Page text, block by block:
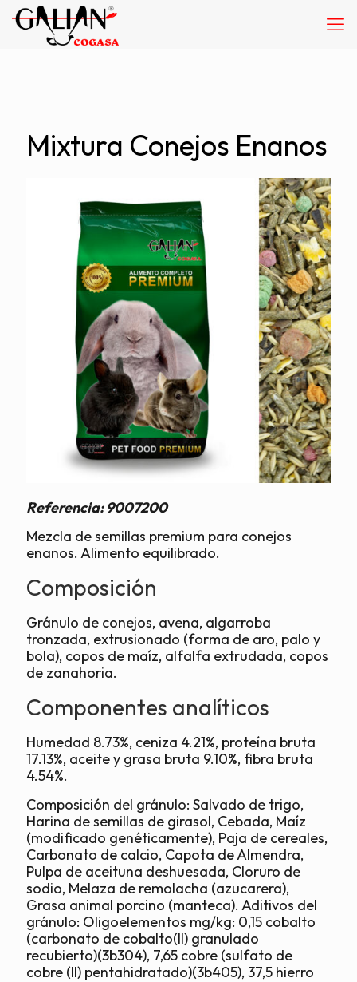
Mixtura Conejos Enanos
Referencia:9007200
Mezcla de semillas premium para conejos
enanos. Alimento equilibrado.
Composición
Gránulo de conejos, avena, algarroba
tronzada, extrusionado (forma de aro, palo y
bola), copos de maíz, alfalfa extrudada, copos
de zanahoria.
Componentes analíticos
Humedad 8.73%, ceniza 4.21%, proteína bruta
17.13%, aceite y grasa bruta 9.10%, fibra bruta
4.54%.
Composición del gránulo: Salvado de trigo,
Harina de semillas de girasol, Cebada, Maíz
(modificado genéticamente), Paja de cereales,
Carbonato de calcio, Capota de Almendra,
Pulpa de aceituna deshuesada, Cloruro de
sodio, Melaza de remolacha (azucarera),
Grasa animal porcino (manteca). Aditivos del
gránulo: Oligoelementos mg/kg: 0,15 cobalto
(carbonato de cobalto(II) granulado
recubierto)(3b304), 7,65 cobre (sulfato de
cobre (II) pentahidratado)(3b405), 37,5 hierro